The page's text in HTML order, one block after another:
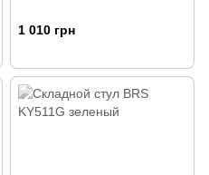
1 010 грн